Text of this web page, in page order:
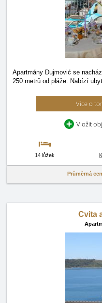
Apartmány Dujmović se
250 metrů od pláže. Nabízí
Více o
Vložit
14 lůžek
Průměrná
Cvita